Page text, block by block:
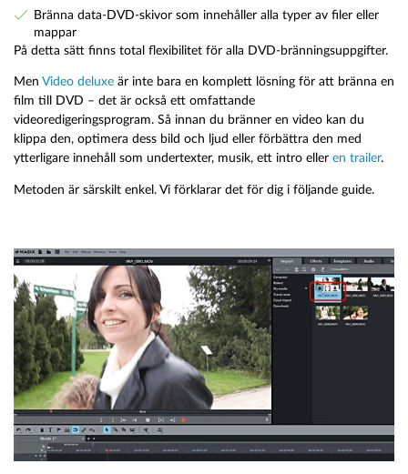
Bränna data-DVD-skivor som innehåller alla typer av filer eller
mappar
På detta sätt finns total flexibilitet för alla DVD-bränningsuppgifter.
Men Video deluxe är inte bara en komplett lösning för att bränna en
film till DVD – det är också ett omfattande
videoredigeringsprogram. Så innan du bränner en video kan du
klippa den, optimera dess bild och ljud eller förbättra den med
ytterligare innehåll som undertexter, musik, ett intro eller en trailer.
Metoden är särskilt enkel. Vi förklarar det för dig i följande guide.